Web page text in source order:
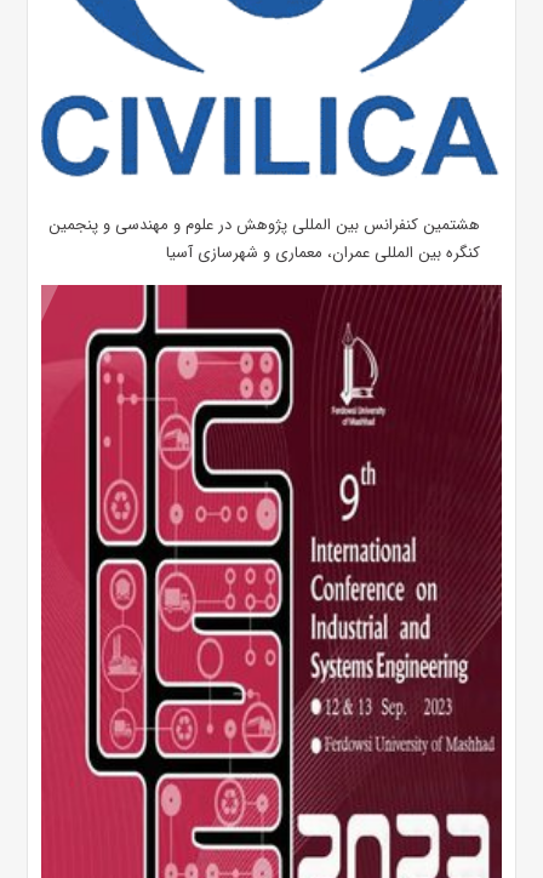
هشتمین کنفرانس بین المللی پژوهش در علوم و مهندسی و پنجمین
کنگره بین المللی عمران، معماری و شهرسازی آسیا